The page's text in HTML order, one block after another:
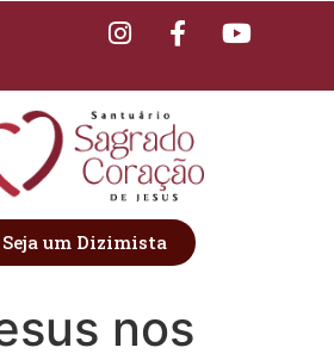
Seja um Dizimista
nos